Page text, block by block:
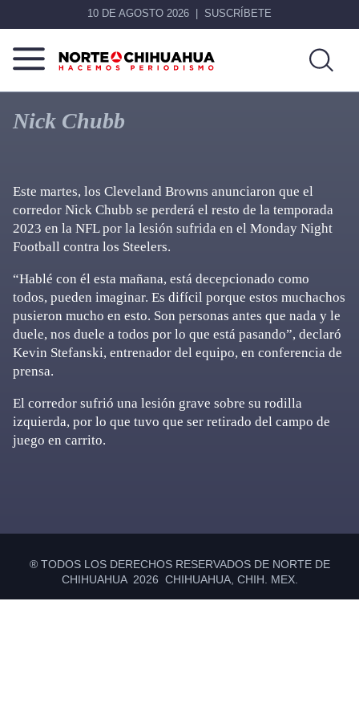
10 DE AGOSTO 2026 SUSCRÍBETE
Norte
De
Chihuahua
Más
que
noticias,
Nick Chubb
Este martes, los Cleveland Browns anunciaron que el
corredor Nick Chubb se perderá el resto de la temporada
2023 en la NFL por la lesión sufrida en el Monday Night
Football contra los Steelers.
“Hablé con él esta mañana, está decepcionado como
todos, pueden imaginar. Es difícil porque estos muchachos
pusieron mucho en esto. Son personas antes que nada y le
duele, nos duele a todos por lo que está pasando”, declaró
Kevin Stefanski, entrenador del equipo, en conferencia de
prensa.
El corredor sufrió una lesión grave sobre su rodilla
izquierda, por lo que tuvo que ser retirado del campo de
juego en carrito.
® TODOS LOS DERECHOS RESERVADOS DE NORTE DE
CHIHUAHUA 2026 CHIHUAHUA, CHIH. MEX.